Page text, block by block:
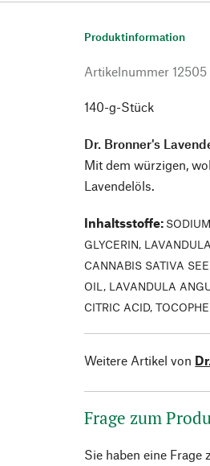
Produktinformation
Artikelnummer 12505
140-g-Stück
Dr. Bronner's
Mit dem würzigen,
Lavendelöls.
Inhaltsstoffe:
GLYCERIN,
CANNABIS SATIVA
OIL, LAVANDULA
CITRIC ACID,
Weitere Artikel von
Frage zum
Sie haben eine Frage